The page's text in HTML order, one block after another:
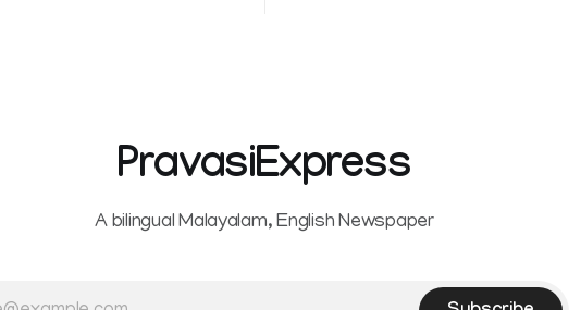
PravasiExpress
A bilingual Malayalam, English Newspaper